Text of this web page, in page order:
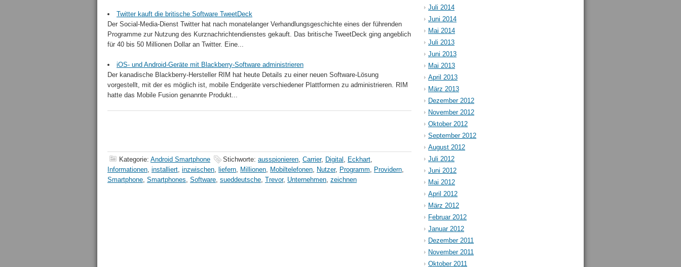
Twitter kauft die britische Software TweetDeck
Der Social-Media-Dienst Twitter hat nach monatelanger Verhandlungsgeschichte eines der führenden
Programme zur Nutzung des Kurznachrichtendienstes gekauft. Das britische TweetDeck ging angeblich
für 40 bis 50 Millionen Dollar an Twitter. Eine...
iOS- und Android-Geräte mit Blackberry-Software administrieren
Der kanadische Blackberry-Hersteller RIM hat heute Details zu einer neuen Software-Lösung
vorgestellt, mit der es möglich ist, mobile Endgeräte verschiedener Plattformen zu administrieren. RIM
hatte das Mobile Fusion genannte Produkt...
Kategorie: Android Smartphone Stichworte: ausspionieren, Carrier, Digital , Eckhart,
Informationen, installiert, inzwischen, liefern, Millionen, Mobiltelefonen, Nutzer, Programm, Providern,
Smartphone, Smartphones, Software, sueddeutsche, Trevor, Unternehmen, zeichnen
Juli 2014
Juni 2014
Mai 2014
Juli 2013
Juni 2013
Mai 2013
April 2013
März 2013
Dezember 2012
November 2012
Oktober 2012
September 2012
August 2012
Juli 2012
Juni 2012
Mai 2012
April 2012
März 2012
Februar 2012
Januar 2012
Dezember 2011
November 2011
Oktober 2011